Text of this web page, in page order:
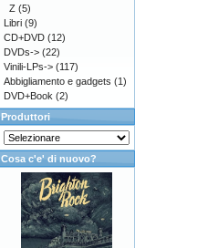
Z (5)
Libri (9)
CD+DVD (12)
DVDs-> (22)
Vinili-LPs-> (117)
Abbigliamento e gadgets (1)
DVD+Book (2)
Produttori
Cosa c'e' di nuovo?